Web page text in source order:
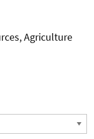
Agriculture